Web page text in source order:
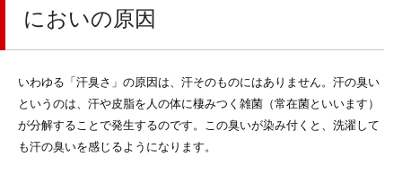
においの原因
いわゆる「汗臭さ」の原因は、汗そのものにはありません。汗の臭い
というのは、汗や皮脂を人の体に棲みつく雑菌（常在菌といいます）
が分解することで発生するのです。この臭いが染み付くと、洗濯して
も汗の臭いを感じるようになります。